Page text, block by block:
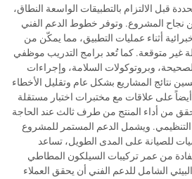
قبل الالتزام بالتطبيقات الواسعة النطاق،
نجاح المشروع. وتوفر خطوط الدعم الفني
أثناء عمليات التطبيق، مما يمكّن من
غير متوقعة. كما تُعد برامج التدريب موظفي
وبروتوكولات السلامة، وإجراءات
نتائج المشاريع بشكل عام وتقليل الأخطاء
على علاقات مع مختبرات اختبار مستقلة
من أداء المنتج من طرف ثالث عند الحاجة
التنظيمي. ويشمل الدعم المستمر للمشروع
للصيانة على المدى الطويل، تساعد
من عمر تركيبات السيلكون المطاطي
الشامل للدعم الفني أن يحقق العملاء